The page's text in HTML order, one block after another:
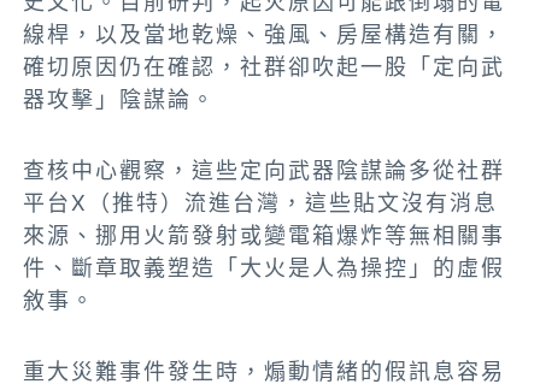
線桿，以及當地乾燥、強風、房屋構造有關，
確切原因仍在確認，社群卻吹起一股「定向武
器攻擊」陰謀論。
查核中心觀察，這些定向武器陰謀論多從社群
平台X（推特）流進台灣，這些貼文沒有消息
來源、挪用火箭發射或變電箱爆炸等無相關事
件、斷章取義塑造「大火是人為操控」的虛假
敘事。
重大災難事件發生時，煽動情緒的假訊息容易